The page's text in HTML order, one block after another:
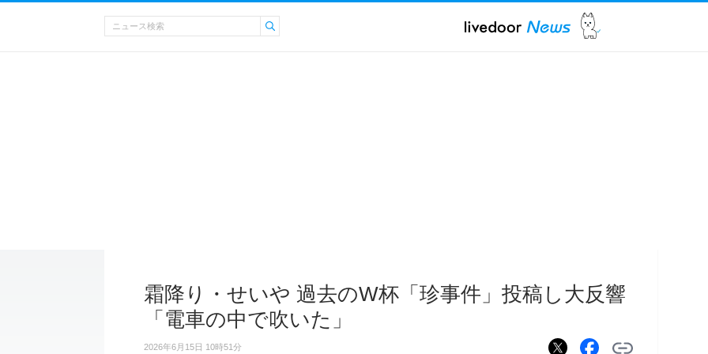
霜降り・せいや 過去のW杯「珍事件」投稿し大反響
「電車の中で吹いた」
2026年6月15日 10時51分